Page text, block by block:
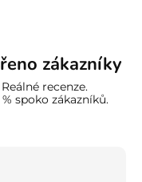
zákazníky
Reálné recenze.
% spoko zákazníků.